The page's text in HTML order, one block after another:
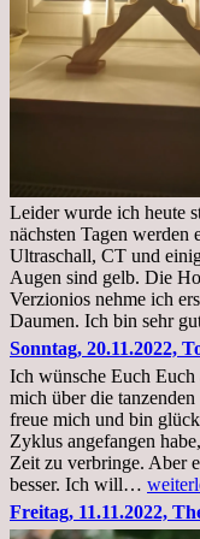
Leider wurde ich heute
nächsten Tagen werden
Ultraschall, CT und
Augen sind gelb. Die
Verzionios nehme ich
Daumen. Ich bin sehr
Sonntag, 20.11.2022,
Ich wünsche Euch Euch
mich über die
freue mich und bin
Zyklus angefangen
Zeit zu verbringe. Aber
besser. Ich will…
Freitag, 11.11.2022,